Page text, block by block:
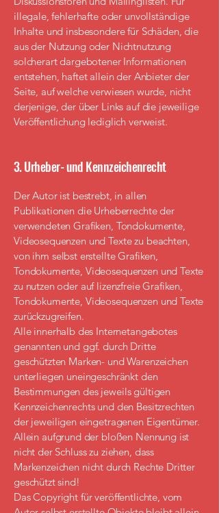
illegale, fehlerhafte oder unvollständige
Inhalte und insbesondere für Schäden, die
aus der Nutzung oder Nichtnutzung
solcherart dargebotener Informationen
entstehen, haftet allein der Anbieter der
Seite, auf welche verwiesen wurde, nicht
derjenige, der über Links auf die jeweilige
Veröffentlichung lediglich verweist.
3. Urheber- und Kennzeichenrecht
Der Autor ist bestrebt, in allen
Publikationen die Urheberrechte der
verwendeten Grafiken, Tondokumente,
Videosequenzen und Texte zu beachten,
von ihm selbst erstellte Grafiken,
Tondokumente, Videosequenzen und Texte
zu nutzen oder auf lizenzfreie Grafiken,
Tondokumente, Videosequenzen und Texte
zurückzugreifen.
Alle innerhalb des Internetangebotes
genannten und ggf. durch Dritte
geschützten Marken- und Warenzeichen
unterliegen uneingeschränkt den
Bestimmungen des jeweils gültigen
Kennzeichenrechts und den Besitzrechten
der jeweiligen eingetragenen Eigentümer.
Allein aufgrund der bloßen Nennung ist
nicht der Schluss zu ziehen, dass
Markenzeichen nicht durch Rechte Dritter
geschützt sind!
Das Copyright für veröffentlichte, vom